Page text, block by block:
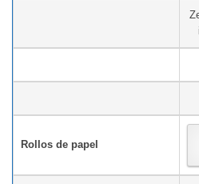
Rollos de papel